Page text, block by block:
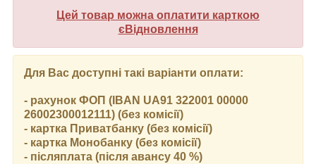
Цей товар можна оплатити карткою
єВідновлення
Для Вас доступні такі варіанти оплати:
- рахунок ФОП (IBAN UA91 322001 00000
26002300012111) (без комісії)
- картка Приватбанку (без комісії)
- картка Монобанку (без комісії)
- післяплата (після авансу 40 %)